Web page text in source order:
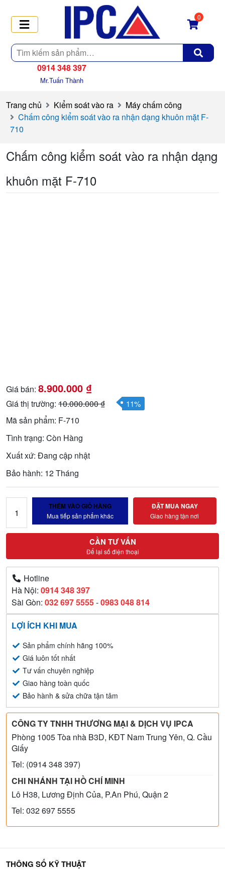
Tìm
kiếm
0
0914 348 397
Mr.Tuấn Thành
Trang chủ Kiểm soát vào ra
Máy chấm công
Chấm công kiểm soát vào ra nhận dạng khuôn mặt F-
710
Chấm công kiểm soát vào ra nhận dạng
khuôn mặt F-710
Giá bán: 8.900.000 ₫
Giá thị trường: 10.000.000₫ 11%
Mã sản phẩm: F-710
Tình trạng: Còn Hàng
Xuất xứ: Đang cập nhật
Bảo hành: 12 Tháng
công
kiểm
ra
nhận
dạng
khuôn
mặt
F-
số
lượng
THÊM VÀO GIỎ HÀNG
Mua tiếp sản phẩm khác
ĐẶT MUA NGAY
Giao hàng tận nơi
CẦN TƯ VẤN
Để lại số điện thoại
Hotline
Hà Nội: 0914 348 397
Sài Gòn: 032 697 5555-0983 048 814
LỢI ÍCH KHI MUA
Sản phẩm chính hãng 100%
Giá luôn tốt nhất
Tư vấn chuyên nghiệp
Giao hàng toàn quốc
Bảo hành & sửa chữa tận tâm
CÔNG TY TNHH THƯƠNG MẠI & DỊCH VỤ IPCA
Phòng 1005 Tòa nhà B3D, KĐT Nam Trung Yên, Q. Cầu
Giấy
Tel: (0914 348 397)
CHI NHÁNH TẠI HỒ CHÍ MINH
Lô H38, Lương Định Của, P.An Phú, Quận 2
Tel: 032 697 5555
THÔNG SỐ KỸ THUẬT